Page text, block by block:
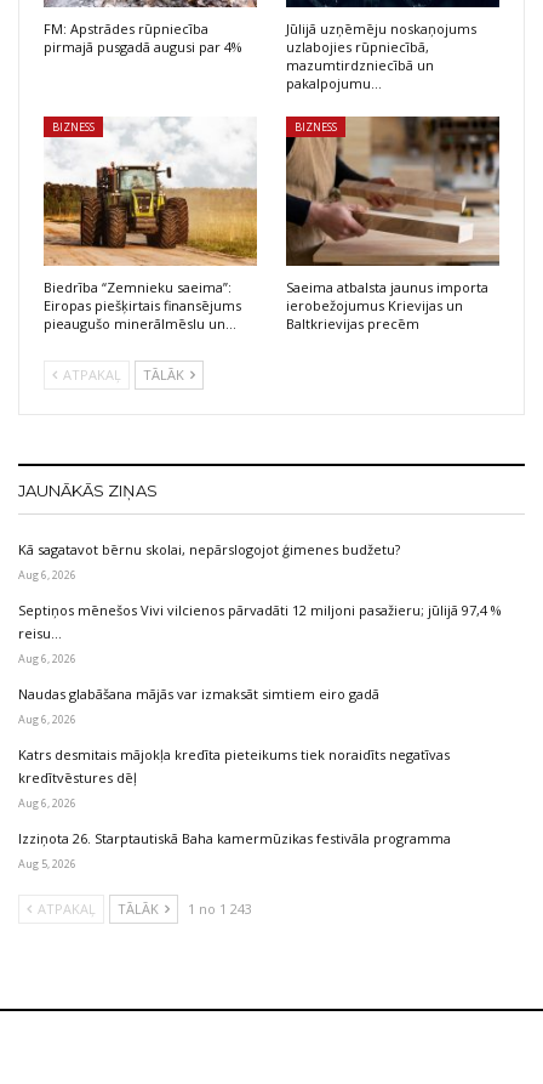
FM: Apstrādes rūpniecība
pirmajā pusgadā augusi par 4%
Jūlijā uzņēmēju noskaņojums
uzlabojies rūpniecībā,
mazumtirdzniecībā un
pakalpojumu…
BIZNESS
Biedrība “Zemnieku saeima”:
Eiropas piešķirtais finansējums
pieaugušo minerālmēslu un…
BIZNESS
Saeima atbalsta jaunus importa
ierobežojumus Krievijas un
Baltkrievijas precēm
ATPAKAĻ TĀLĀK
JAUNĀKĀS ZIŅAS
Kā sagatavot bērnu skolai, nepārslogojot ģimenes budžetu?
Aug 6, 2026
Septiņos mēnešos Vivi vilcienos pārvadāti 12 miljoni pasažieru; jūlijā 97,4 %
reisu…
Aug 6, 2026
Naudas glabāšana mājās var izmaksāt simtiem eiro gadā
Aug 6, 2026
Katrs desmitais mājokļa kredīta pieteikums tiek noraidīts negatīvas
kredītvēstures dēļ
Aug 6, 2026
Izziņota 26. Starptautiskā Baha kamermūzikas festivāla programma
Aug 5, 2026
ATPAKAĻ TĀLĀK 1 no 1 243